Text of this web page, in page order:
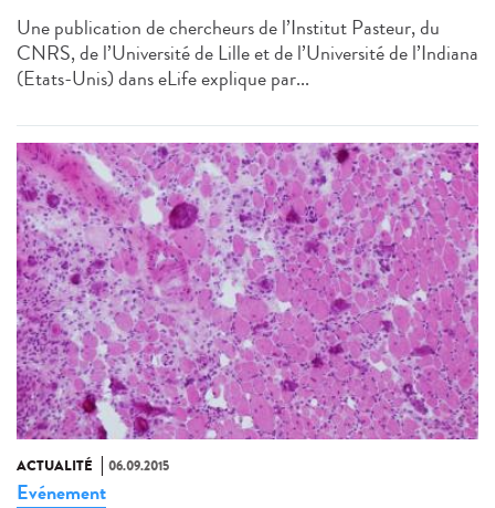
Une publication de chercheurs de l’Institut Pasteur, du
CNRS, de l’Université de Lille et de l’Université de l’Indiana
(Etats-Unis) dans eLife explique par...
ACTUALITÉ 06.09.2015
Evénement